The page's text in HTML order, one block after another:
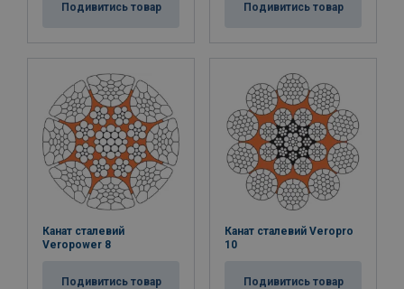
Подивитись товар Подивитись товар
Канат сталевий
Veropower 8
Подивитись товар
Канат сталевий Veropro
10
Подивитись товар